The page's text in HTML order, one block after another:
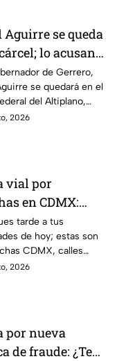
Aguirre se queda
lo acusan
del caso
de Gerrero,
se quedará en el
del Altiplano,
que fue detenido ayer
2026
vial por
en CDMX:
retiran
en Canela y Eje
colonia Granjas
tarde a tus
de hoy; estas son
CDMX, calles
y bloqueos que
2026
por nueva
de fraude: ¿Te